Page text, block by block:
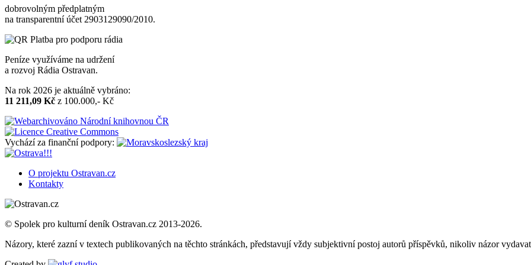
dobrovolným předplatným
na transparentní účet 2903129090/2010.
Peníze využíváme na udržení
a rozvoj Rádia Ostravan.
Na rok 2026 je aktuálně vybráno:
11 211,09 Kč z 100.000,- Kč
Vychází za finanční podpory:
O projektu Ostravan.cz
Kontakty
© Spolek pro kulturní deník Ostravan.cz 2013-2026.
Názory, které zazní v textech publikovaných na těchto stránkách, představují vždy subjektivní postoj autorů příspěvků, nikoliv názor